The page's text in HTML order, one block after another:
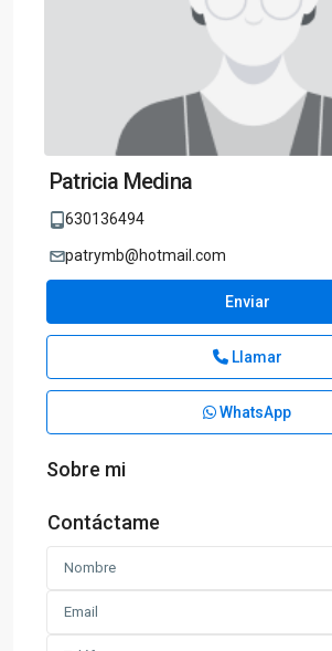
Patricia Medina
630136494
patrymb@hotmail.com
Enviar
Llamar
WhatsApp
Sobre mi
Contáctame